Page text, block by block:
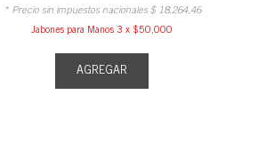
* Precio sin impuestos nacionales $ 18.264,46
Jabones para Manos 3 x $50,000
AGREGAR